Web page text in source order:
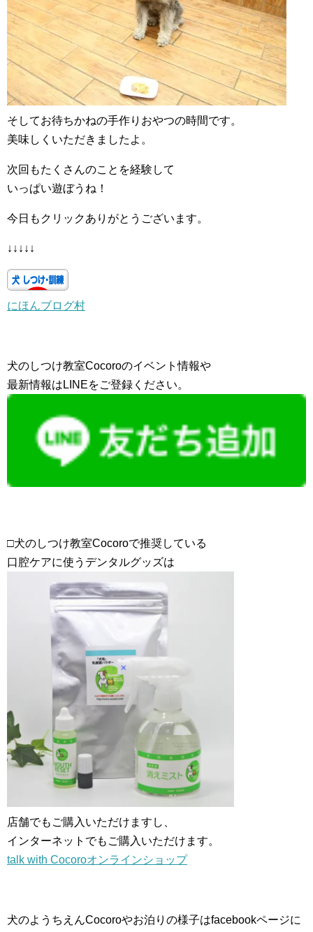
そしてお待ちかねの手作りおやつの時間です。
美味しくいただきましたよ。
次回もたくさんのことを経験して
いっぱい遊ぼうね！
今日もクリックありがとうございます。
↓↓↓↓↓
にほんブログ村
犬のしつけ教室Cocoroのイベント情報や
最新情報はLINEをご登録ください。
□犬のしつけ教室Cocoroで推奨している
口腔ケアに使うデンタルグッズは
店舗でもご購入いただけますし、
インターネットでもご購入いただけます。
talk with Cocoroオンラインショップ
犬のようちえんCocoroやお泊りの様子はfacebookページに